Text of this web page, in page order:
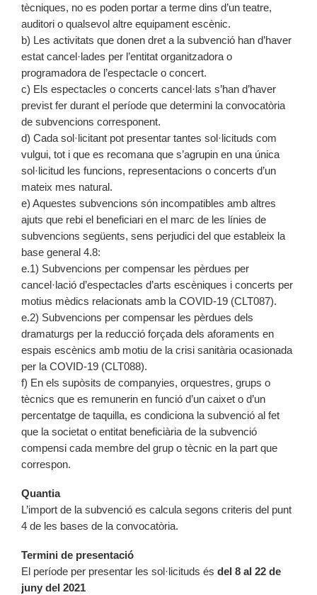
tècniques, no es poden portar a terme dins d’un teatre,
auditori o qualsevol altre equipament escènic.
b) Les activitats que donen dret a la subvenció han d’haver
estat cancel·lades per l’entitat organitzadora o
programadora de l’espectacle o concert.
c) Els espectacles o concerts cancel·lats s’han d’haver
previst fer durant el període que determini la convocatòria
de subvencions corresponent.
d) Cada sol·licitant pot presentar tantes sol·licituds com
vulgui, tot i que es recomana que s’agrupin en una única
sol·licitud les funcions, representacions o concerts d’un
mateix mes natural.
e) Aquestes subvencions són incompatibles amb altres
ajuts que rebi el beneficiari en el marc de les línies de
subvencions següents, sens perjudici del que estableix la
base general 4.8:
e.1) Subvencions per compensar les pèrdues per
cancel·lació d’espectacles d’arts escèniques i concerts per
motius mèdics relacionats amb la COVID-19 (CLT087).
e.2) Subvencions per compensar les pèrdues dels
dramaturgs per la reducció forçada dels aforaments en
espais escènics amb motiu de la crisi sanitària ocasionada
per la COVID-19 (CLT088).
f) En els supòsits de companyies, orquestres, grups o
tècnics que es remunerin en funció d’un caixet o d’un
percentatge de taquilla, es condiciona la subvenció al fet
que la societat o entitat beneficiària de la subvenció
compensi cada membre del grup o tècnic en la part que
correspon.
Quantia
L’import de la subvenció es calcula segons criteris del punt
4 de les bases de la convocatòria.
Termini de presentació
El període per presentar les sol·licituds és del 8 al 22 de
juny del 2021